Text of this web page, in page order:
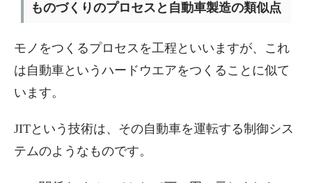
ものづくりのプロセスと自動車製造の類似点
モノをつくるプロセスを工程といいますが、これ
は自動車というハードウエアをつくることに似て
います。
JITという技術は、その自動車を運転する制御シス
テムのようなものです。